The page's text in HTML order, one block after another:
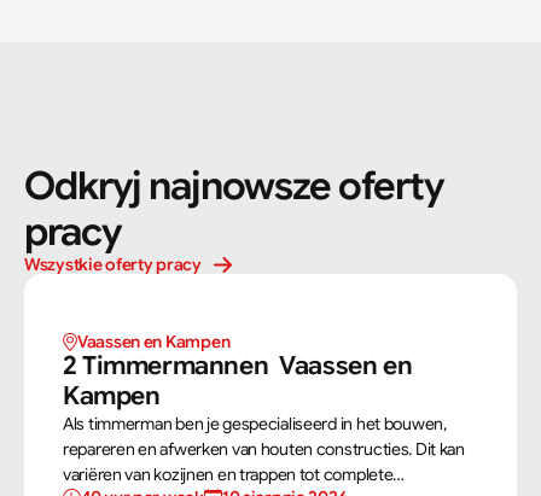
Odkryj najnowsze oferty
pracy
Wszystkie oferty pracy
Vaassen en Kampen
2 Timmermannen  Vaassen en
Kampen
Als timmerman ben je gespecialiseerd in het bouwen,
repareren en afwerken van houten constructies. Dit kan
variëren van kozijnen en trappen tot complete